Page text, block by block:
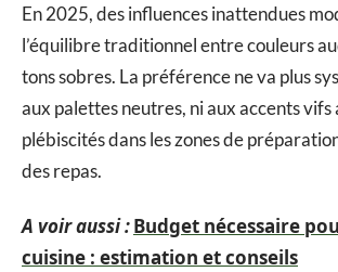
En 2025, des influences inattendues
l’équilibre traditionnel entre couleurs
tons sobres. La préférence ne va plus
aux palettes neutres, ni aux accents
plébiscités dans les zones de
des repas.
A voir aussi :Budget nécessaire
cuisine : estimation et conseils